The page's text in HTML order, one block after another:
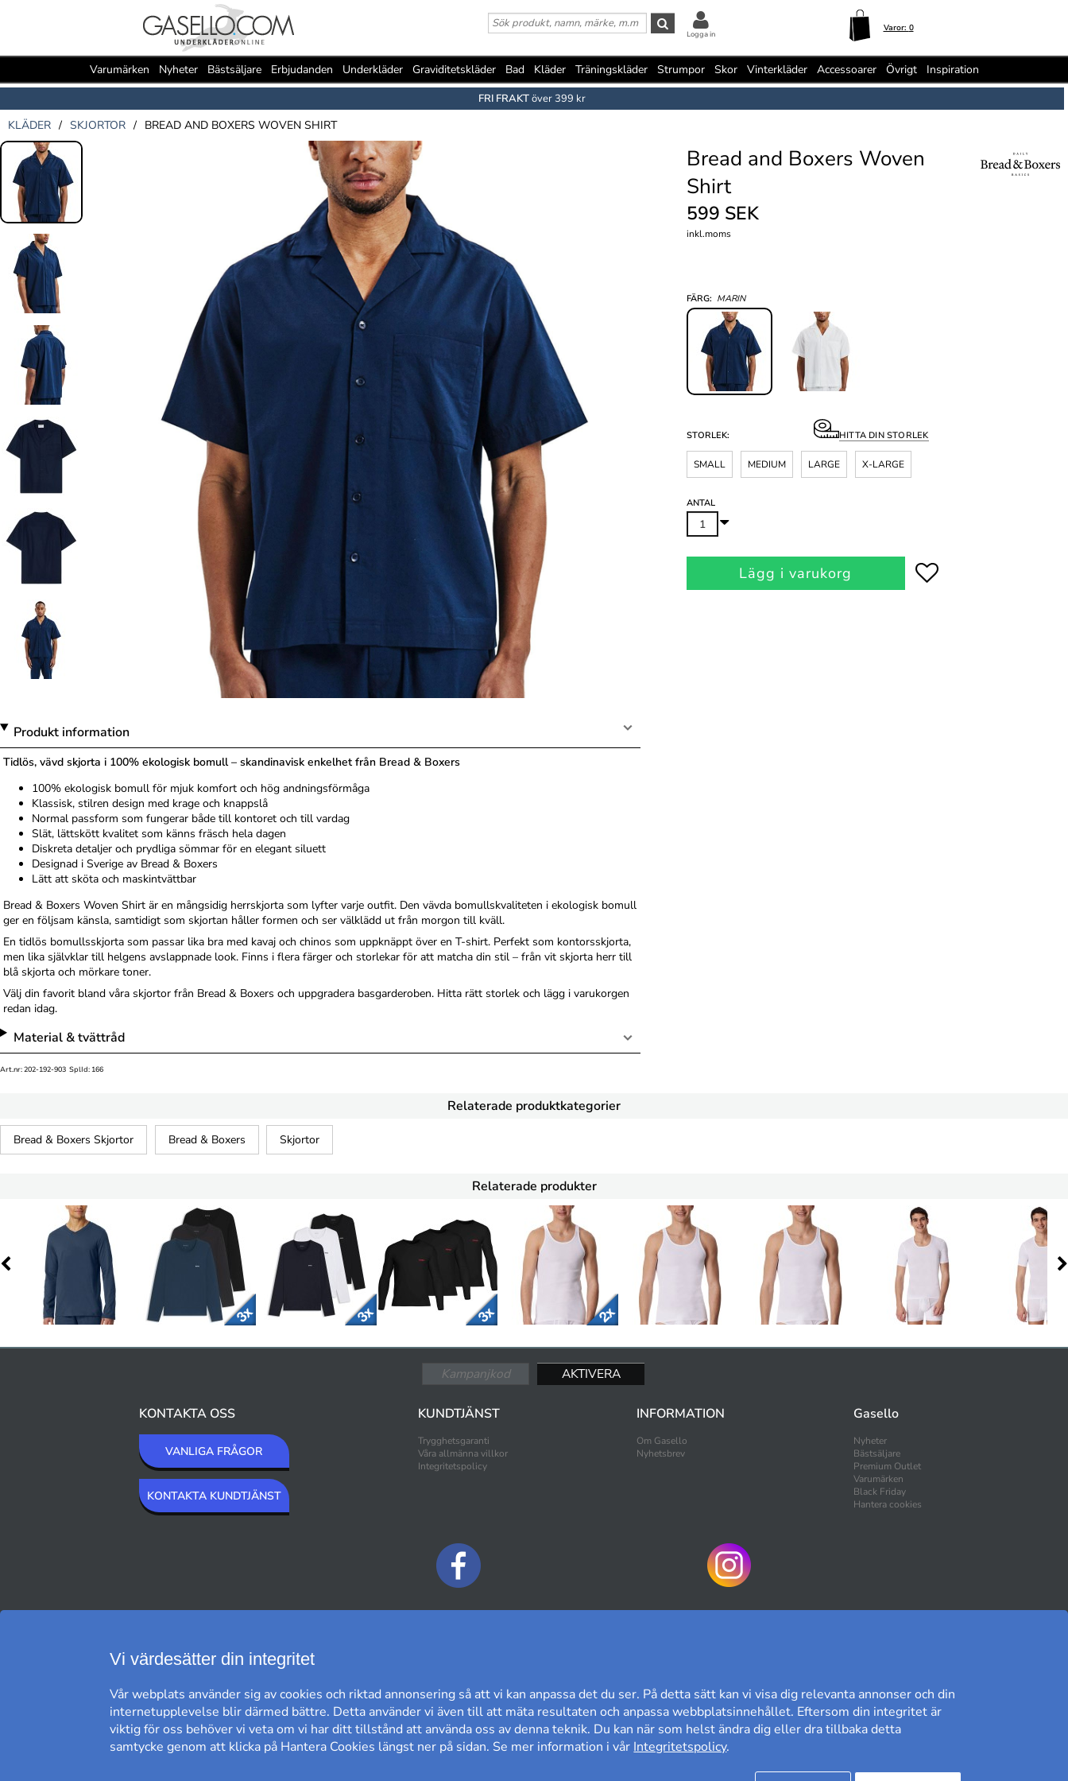
Varor: 0
Logga in
Varumärken Nyheter Bästsäljare Erbjudanden Underkläder Graviditetskläder Bad Kläder Träningskläder Strumpor Skor Vinterkläder Accessoarer Övrigt Inspiration
FRI FRAKTöver 399 kr
KLÄDER / SKJORTOR / BREAD AND BOXERS WOVEN SHIRT
Bread and Boxers Woven
Shirt
599 SEK
inkl.moms
FÄRG: MARIN
STORLEK: HITTA DIN STORLEK
SMALL MEDIUM LARGE X-LARGE
ANTAL
Lägg i varukorg
Produkt information
Tidlös, vävd skjorta i 100% ekologisk bomull – skandinavisk enkelhet från Bread & Boxers
100% ekologisk bomull för mjuk komfort och hög andningsförmåga
Klassisk, stilren design med krage och knappslå
Normal passform som fungerar både till kontoret och till vardag
Slät, lättskött kvalitet som känns fräsch hela dagen
Diskreta detaljer och prydliga sömmar för en elegant siluett
Designad i Sverige av Bread & Boxers
Lätt att sköta och maskintvättbar
Bread & Boxers Woven Shirt är en mångsidig herrskjorta som lyfter varje outfit. Den vävda bomullskvaliteten i ekologisk bomull
ger en följsam känsla, samtidigt som skjortan håller formen och ser välklädd ut från morgon till kväll.
En tidlös bomullsskjorta som passar lika bra med kavaj och chinos som uppknäppt över en T-shirt. Perfekt som kontorsskjorta,
men lika självklar till helgens avslappnade look. Finns i flera färger och storlekar för att matcha din stil – från vit skjorta herr till
blå skjorta och mörkare toner.
Välj din favorit bland våra skjortor från Bread & Boxers och uppgradera basgarderoben. Hitta rätt storlek och lägg i varukorgen
redan idag.
Material & tvättråd
Art.nr: 202-192-903 SplId: 166
Relaterade produktkategorier
Bread & Boxers Skjortor Bread & Boxers Skjortor
Relaterade produkter
KONTAKTA OSS
VANLIGA FRÅGOR
KONTAKTA KUNDTJÄNST
KUNDTJÄNST
Trygghetsgaranti
Våra allmänna villkor
Integritetspolicy
INFORMATION
Om Gasello
Nyhetsbrev
Gasello
Nyheter
Bästsäljare
Premium Outlet
Varumärken
Black Friday
Hantera cookies
Kundomdöme på Prisjakt
Vi värdesätter din integritet
Vår webplats använder sig av cookies och riktad annonsering så att vi kan anpassa det du ser. På detta sätt kan vi visa dig relevanta annonser och din
internetupplevelse blir därmed bättre. Detta använder vi även till att mäta resultaten och anpassa webbplatsinnehållet. Eftersom din integritet är
viktig för oss behöver vi veta om vi har ditt tillstånd att använda oss av denna teknik. Du kan när som helst ändra dig eller dra tillbaka detta
samtycke genom att klicka på Hantera Cookies längst ner på sidan. Se mer information i vår Integritetspolicy.